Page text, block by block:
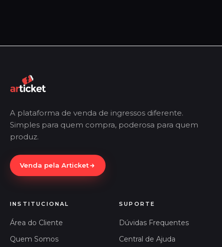
A plataforma de venda de ingressos diferente.
Simples para quem compra, poderosa para quem
produz.
Venda pela Articket
INSTITUCIONAL
Área do Cliente
Quem Somos
SUPORTE
Dúvidas Frequentes
Central de Ajuda